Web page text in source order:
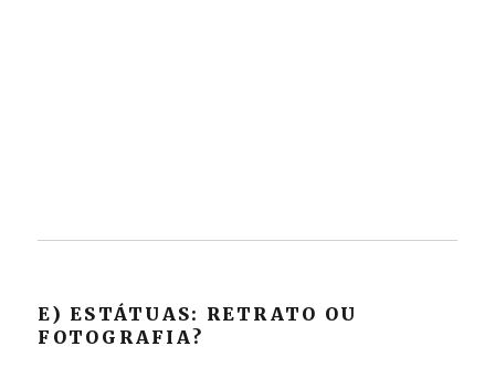
E) ESTÁTUAS: RETRATO OU
FOTOGRAFIA?